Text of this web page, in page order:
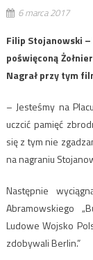
6 marca 2017
Filip Stojanowski
poświęconą
Nagrał przy tym
– Jesteśmy na
uczcić pamięć
się z tym nie
na nagraniu
Następnie
Abramowskiego
Ludowe Wojsko
zdobywali Berlin.”